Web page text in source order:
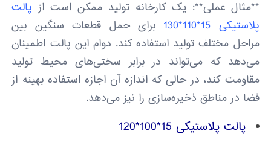
**مثال عملی**: یک کارخانه تولید ممکن است از پالت
پلاستیکی 15*110*130
برای حمل قطعات سنگین بین
مراحل مختلف تولید استفاده کند. دوام این پالت اطمینان
می‌دهد که می‌تواند در برابر سختی‌های محیط تولید
مقاومت کند، در حالی که اندازه آن اجازه استفاده بهینه از
فضا در مناطق ذخیره‌سازی را نیز می‌دهد.
پالت پلاستیکی 15*100*120